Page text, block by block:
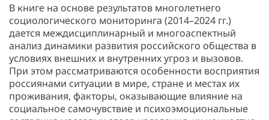
В книге на основе результатов многолетнего
социологического мониторинга (2014–2024 гг.)
дается междисциплинарный и многоаспектный
анализ динамики развития российского общества в
условиях внешних и внутренних угроз и вызовов.
При этом рассматриваются особенности восприятия
россиянами ситуации в мире, стране и местах их
проживания, факторы, оказывающие влияние на
социальное самочувствие и психоэмоциональные